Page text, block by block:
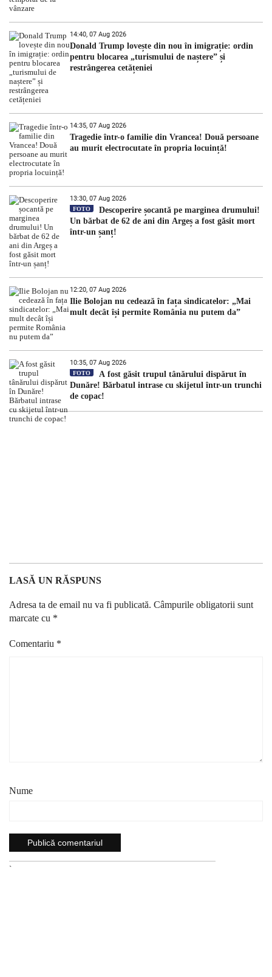
14:40, 07 Aug 2026
Donald Trump lovește din nou în imigrație: ordin
pentru blocarea „turismului de naștere” și
restrângerea cetățeniei
14:35, 07 Aug 2026
Tragedie într-o familie din Vrancea! Două persoane
au murit electrocutate în propria locuință!
13:30, 07 Aug 2026
FOTO
Descoperire șocantă pe marginea drumului!
Un bărbat de 62 de ani din Argeș a fost găsit mort
într-un șanț!
12:20, 07 Aug 2026
Ilie Bolojan nu cedează în fața sindicatelor: „Mai
mult decât își permite România nu putem da”
10:35, 07 Aug 2026
FOTO
A fost găsit trupul tânărului dispărut în
Dunăre! Bărbatul intrase cu skijetul într-un trunchi
de copac!
LASĂ UN RĂSPUNS
Adresa ta de email nu va fi publicată. Câmpurile obligatorii sunt
marcate cu *
Comentariu *
Nume
`